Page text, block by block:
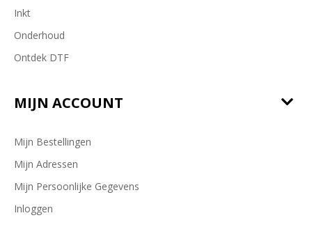
Inkt
Onderhoud
Ontdek DTF
MIJN ACCOUNT
Mijn Bestellingen
Mijn Adressen
Mijn Persoonlijke Gegevens
Inloggen